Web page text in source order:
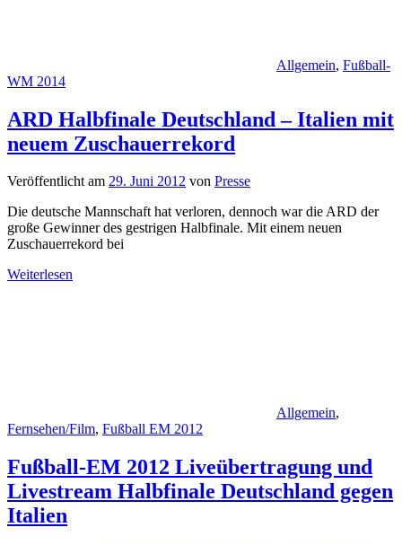
Allgemein, Fußball-
WM 2014
ARD Halbfinale Deutschland – Italien mit
neuem Zuschauerrekord
Veröffentlicht am 29. Juni 2012 von Presse
Die deutsche Mannschaft hat verloren, dennoch war die ARD der
große Gewinner des gestrigen Halbfinale. Mit einem neuen
Zuschauerrekord bei
Weiterlesen
Allgemein,
Fernsehen/Film, Fußball EM 2012
Fußball-EM 2012 Liveübertragung und
Livestream Halbfinale Deutschland gegen
Italien